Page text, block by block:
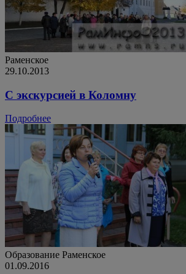
Раменское
29.10.2013
С экскурсией в Коломну
Подробнее
Образование Раменское
01.09.2016